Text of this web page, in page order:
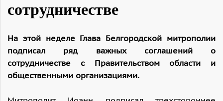
сотрудничестве
На этой неделе Глава Белгородской митрополии
подписал ряд важных соглашений о
сотрудничестве cПравительством области и
общественными организациями.